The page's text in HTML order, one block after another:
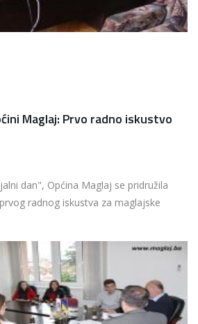
Maglaj: Prvo radno iskustvo
dan", Općina Maglaj se pridružila
radnog iskustva za maglajske